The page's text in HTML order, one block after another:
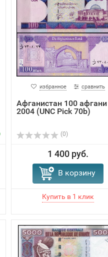
избранное сравнить
Афганистан 100 афгани
2004 (UNC Pick 70b)
(0)
1 400 руб.
В корзину